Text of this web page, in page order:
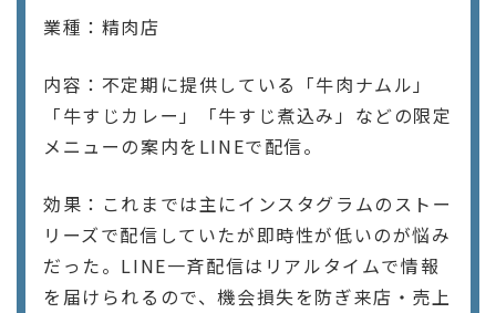
業種：精肉店
内容：不定期に提供している「牛肉ナムル」
「牛すじカレー」「牛すじ煮込み」などの限定
メニューの案内をLINEで配信。
効果：これまでは主にインスタグラムのストー
リーズで配信していたが即時性が低いのが悩み
だった。LINE一斉配信はリアルタイムで情報
を届けられるので、機会損失を防ぎ来店・売上